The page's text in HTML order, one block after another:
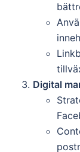
Digital